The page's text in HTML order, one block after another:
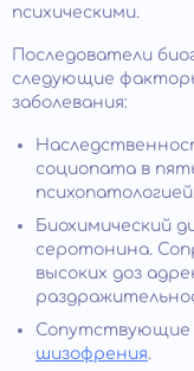
психическими.
Последователи
следующие
заболевания:
социопата в
Биохимический
серотонина.
высоких доз
Сопутствующие
шизофрения.